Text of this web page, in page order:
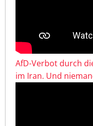
AfD-Verbot durch
im Iran. Und